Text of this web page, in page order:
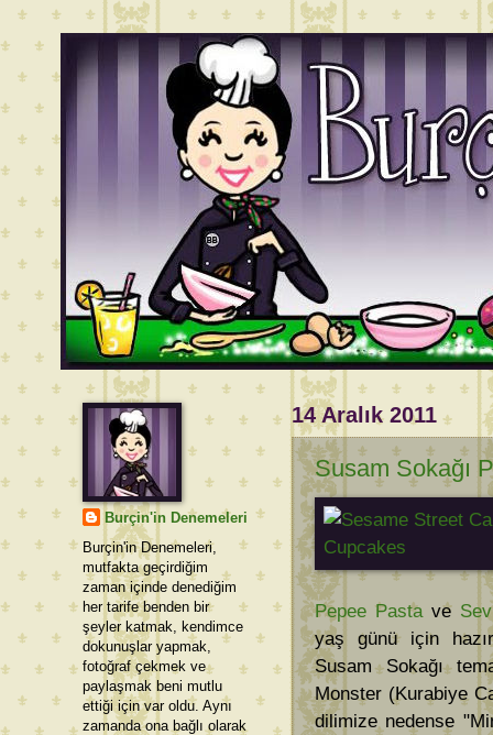
14 Aralık 2011
Susam Sokağı
Pepee Pastave
yaş günü için
Susam Sokağı
Monster (Kurabiye
dilimize nedense
Burçin'in Denemeleri
Burçin'in Denemeleri,
mutfakta geçirdiğim
zaman içinde denediğim
her tarife benden bir
şeyler katmak, kendimce
dokunuşlar yapmak,
fotoğraf çekmek ve
paylaşmak beni mutlu
ettiği için var oldu. Aynı
zamanda ona bağlı olarak